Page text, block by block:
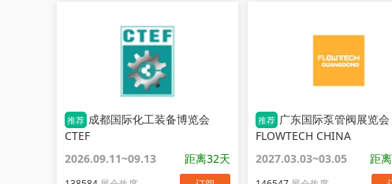
推荐 成都国际化工装备博览会
CTEF
2026.09.11~09.13
距离32天
推荐 广东国际泵管阀展览会
FLOWTECH CHINA
2027.03.03~03.05
距